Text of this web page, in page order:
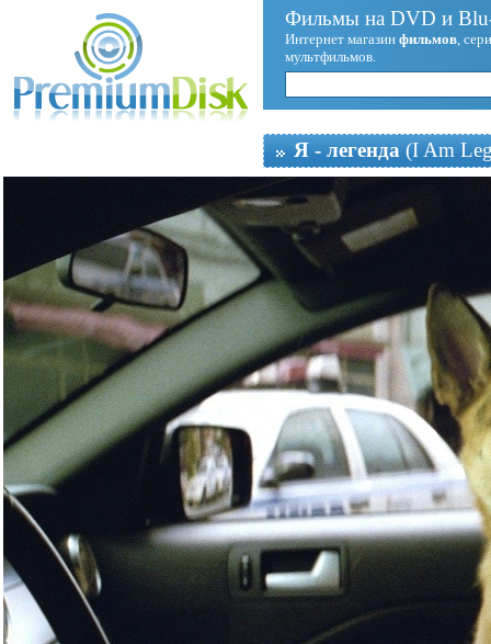
Фильмы на DVD и
Интернет магазин фильмов,
мультфильмов.
Я - легенда (I Am